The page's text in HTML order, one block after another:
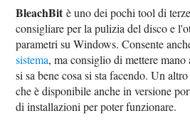
BleachBitè uno dei pochi tool di
consigliare per la pulizia del disco e
parametri su Windows. Consente
sistema, ma consiglio di mettere mano
si sa bene cosa si sta facendo. Un
che è disponibile anche in versione
di installazioni per poter funzionare.